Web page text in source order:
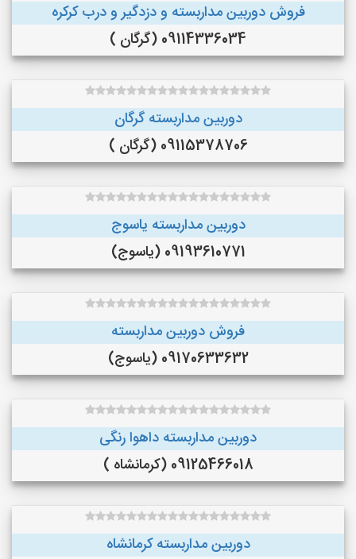
فروش دوربین مداربسته و دزدگیر و درب کرکره
09114336034 (گرگان )
دوربین مداربسته گرگان
09115378706 (گرگان )
دوربین مداربسته یاسوج
09193610771 (یاسوج)
فروش دوربین مداربسته
09170633632 (یاسوج)
دوربین مداربسته داهوا رنگی
09125466018 (کرمانشاه )
دوربین مداربسته کرمانشاه